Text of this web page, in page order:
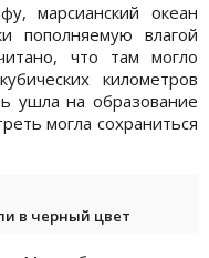
марсианский океан
пополняемую влагой
что там могло
километров
ушла на образование
могла сохраниться
в черный цвет